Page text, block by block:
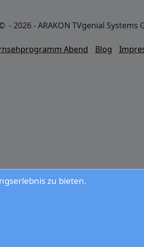
zu bieten.
- 2026 - ARAKON TVgenial Systems
Abend Blog